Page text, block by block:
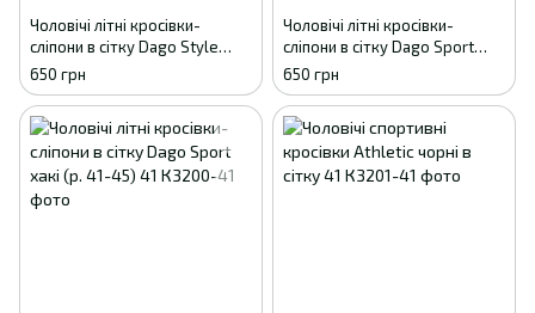
Чоловічі літні кросівки-
сліпони в сітку Dago Style
темно-сині (р. 41-45) 41
650 грн
Чоловічі літні кросівки-
сліпони в сітку Dago Sport
чорні (р. 41-45) 41
650 грн